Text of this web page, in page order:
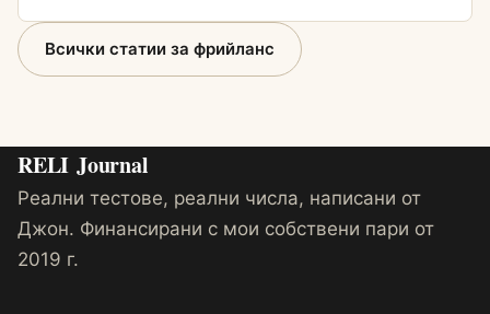
Всички статии за фрийланс
RELI Journal
Реални тестове, реални числа, написани от
Джон. Финансирани с мои собствени пари от
2019 г.